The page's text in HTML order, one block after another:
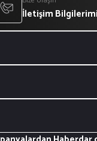
İletişim